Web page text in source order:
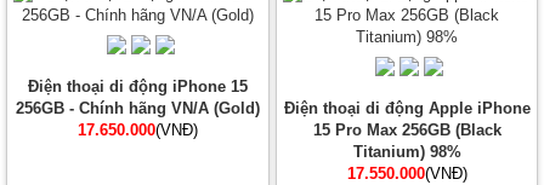
Điện thoại di động iPhone 15
256GB - Chính hãng VN/A (Gold)
17.650.000(VNĐ)
Điện thoại di động Apple iPhone
15 Pro Max 256GB (Black
Titanium) 98%
17.550.000(VNĐ)